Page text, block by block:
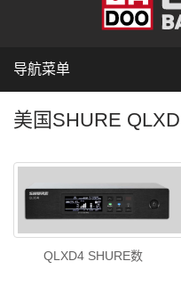
导航菜单
美国SHURE
QLXD4 SHURE数